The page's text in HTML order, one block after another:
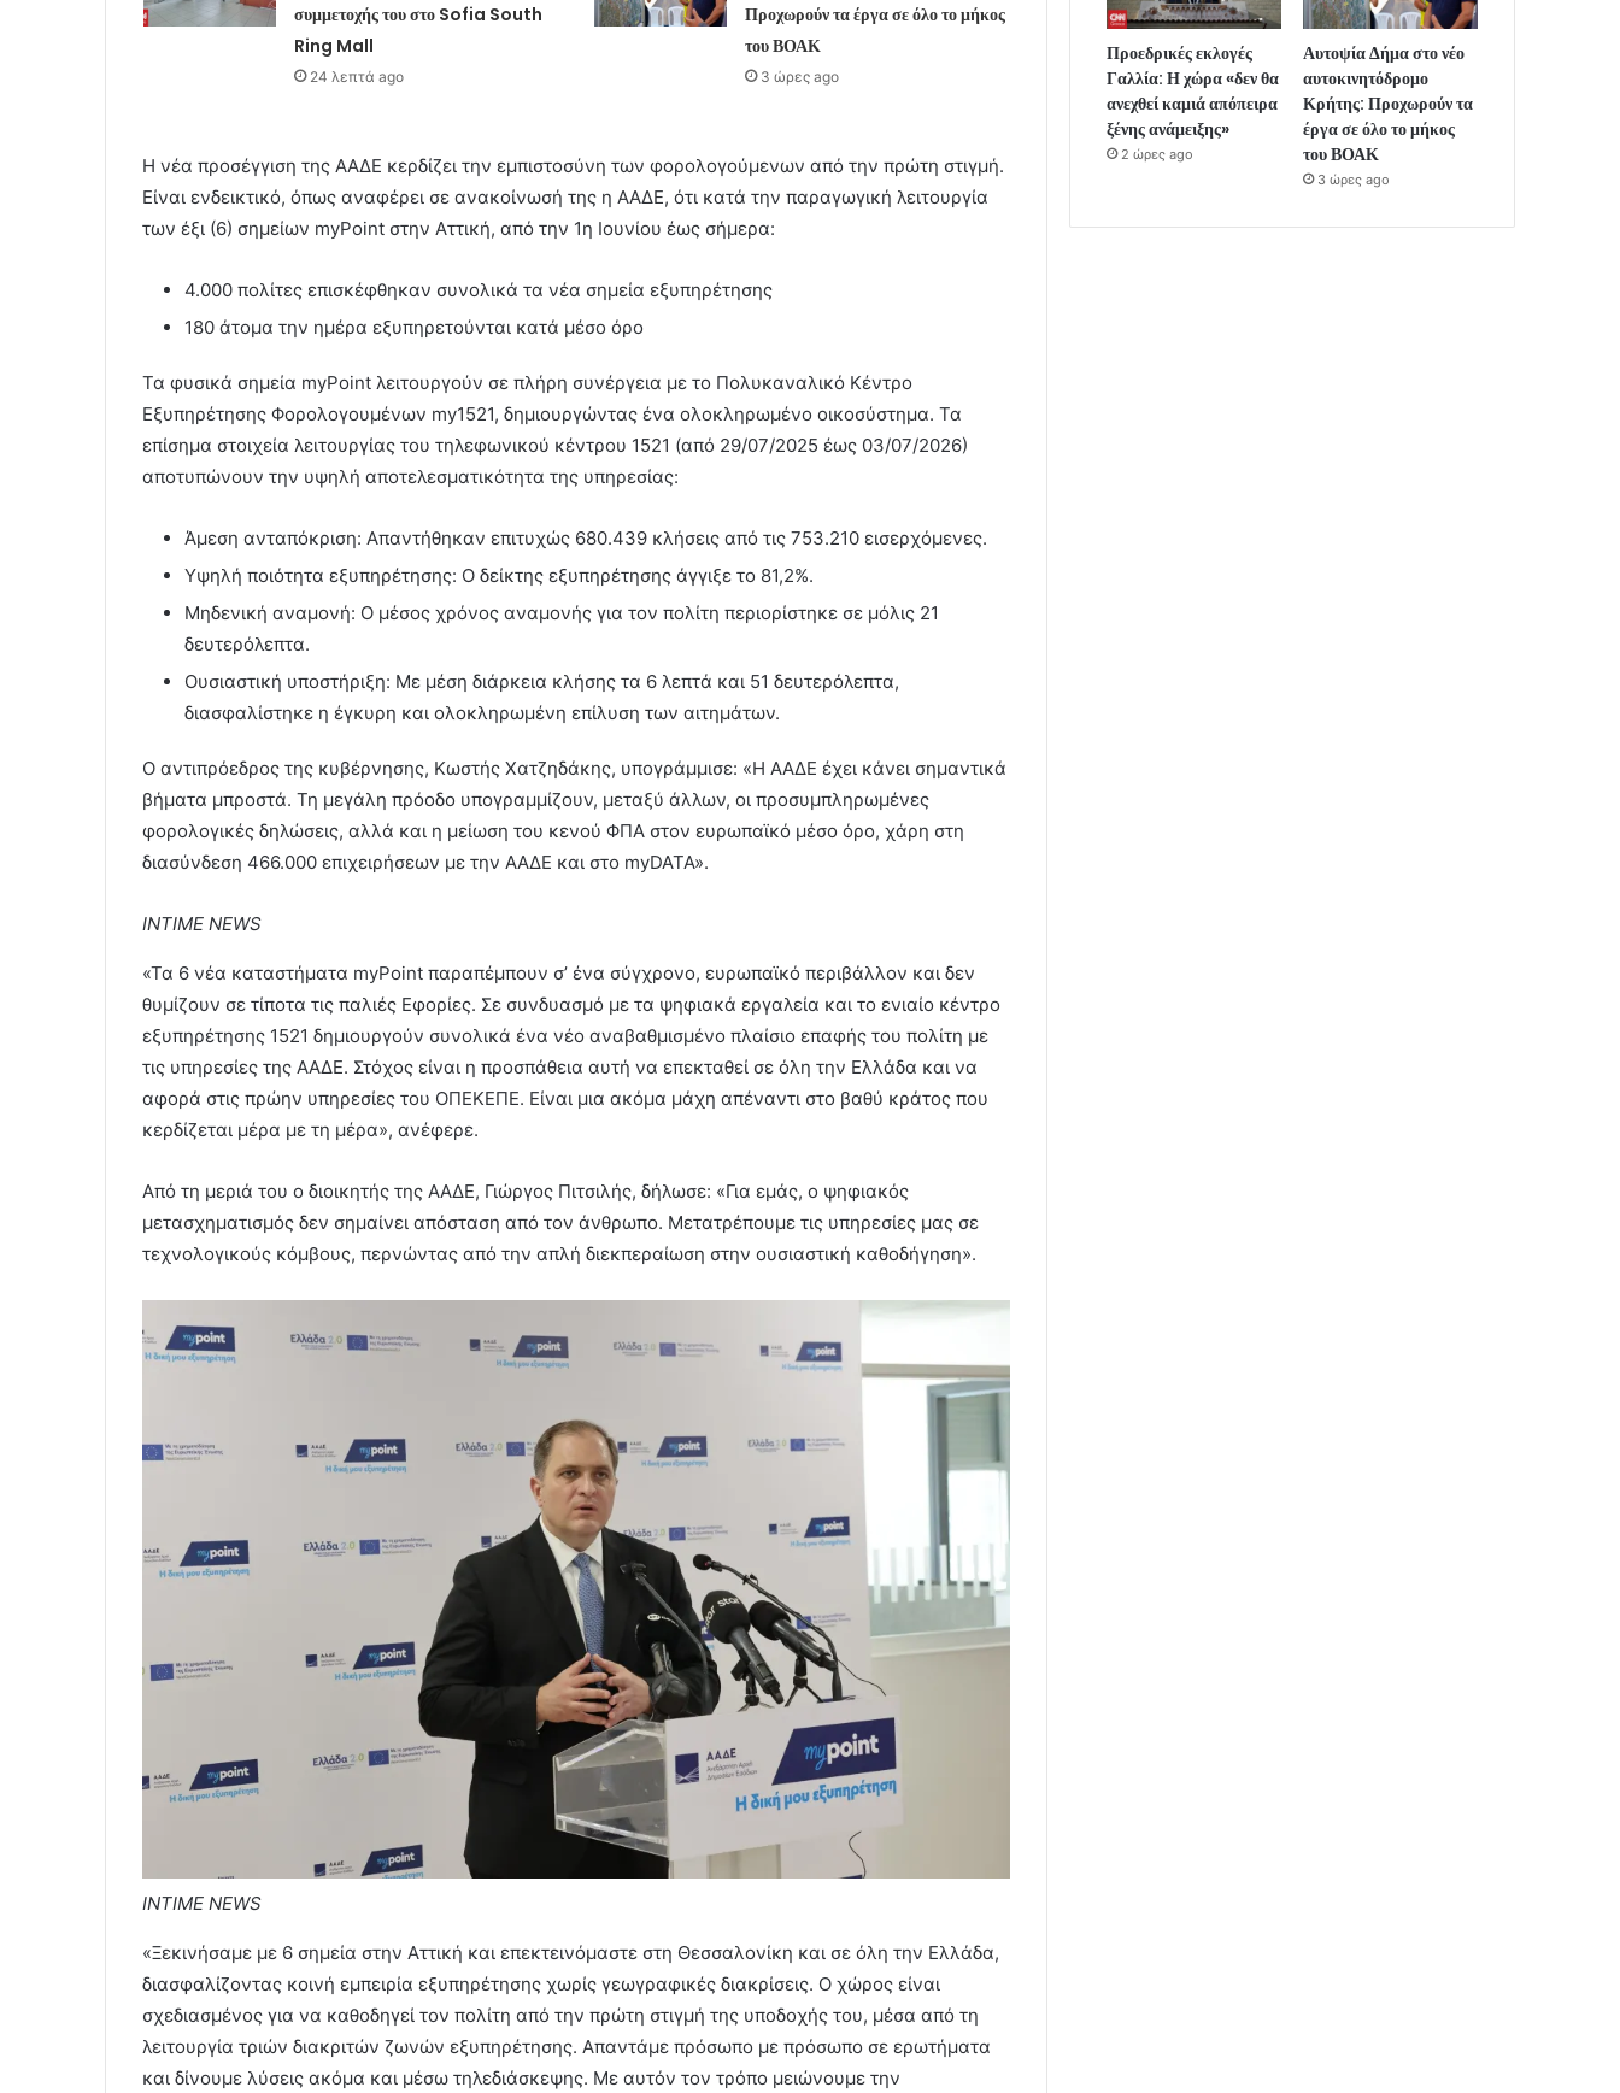
συμμετοχής του στο Sofia South
Ring Mall
24 λεπτά ago
Προχωρούν τα έργα σε όλο το μήκος
του ΒΟΑΚ
3 ώρες ago
Η νέα προσέγγιση της ΑΑΔΕ κερδίζει την εμπιστοσύνη των φορολογούμενων από την πρώτη στιγμή.
Είναι ενδεικτικό, όπως αναφέρει σε ανακοίνωσή της η ΑΑΔΕ, ότι κατά την παραγωγική λειτουργία
των έξι (6) σημείων myPoint στην Αττική, από την 1η Ιουνίου έως σήμερα:
4.000 πολίτες επισκέφθηκαν συνολικά τα νέα σημεία εξυπηρέτησης
180 άτομα την ημέρα εξυπηρετούνται κατά μέσο όρο
Τα φυσικά σημεία myPoint λειτουργούν σε πλήρη συνέργεια με το Πολυκαναλικό Κέντρο
Εξυπηρέτησης Φορολογουμένων my1521, δημιουργώντας ένα ολοκληρωμένο οικοσύστημα. Τα
επίσημα στοιχεία λειτουργίας του τηλεφωνικού κέντρου 1521 (από 29/07/2025 έως 03/07/2026)
αποτυπώνουν την υψηλή αποτελεσματικότητα της υπηρεσίας:
Άμεση ανταπόκριση: Απαντήθηκαν επιτυχώς 680.439 κλήσεις από τις 753.210 εισερχόμενες.
Υψηλή ποιότητα εξυπηρέτησης: Ο δείκτης εξυπηρέτησης άγγιξε το 81,2%.
Μηδενική αναμονή: Ο μέσος χρόνος αναμονής για τον πολίτη περιορίστηκε σε μόλις 21
δευτερόλεπτα.
Ουσιαστική υποστήριξη: Με μέση διάρκεια κλήσης τα 6 λεπτά και 51 δευτερόλεπτα,
διασφαλίστηκε η έγκυρη και ολοκληρωμένη επίλυση των αιτημάτων.
Ο αντιπρόεδρος της κυβέρνησης, Κωστής Χατζηδάκης, υπογράμμισε: «Η ΑΑΔΕ έχει κάνει σημαντικά
βήματα μπροστά. Τη μεγάλη πρόοδο υπογραμμίζουν, μεταξύ άλλων, οι προσυμπληρωμένες
φορολογικές δηλώσεις, αλλά και η μείωση του κενού ΦΠΑ στον ευρωπαϊκό μέσο όρο, χάρη στη
διασύνδεση 466.000 επιχειρήσεων με την ΑΑΔΕ και στο myDATA».
INTIME NEWS
«Τα 6 νέα καταστήματα myPoint παραπέμπουν σ’ ένα σύγχρονο, ευρωπαϊκό περιβάλλον και δεν
θυμίζουν σε τίποτα τις παλιές Εφορίες. Σε συνδυασμό με τα ψηφιακά εργαλεία και το ενιαίο κέντρο
εξυπηρέτησης 1521 δημιουργούν συνολικά ένα νέο αναβαθμισμένο πλαίσιο επαφής του πολίτη με
τις υπηρεσίες της ΑΑΔΕ. Στόχος είναι η προσπάθεια αυτή να επεκταθεί σε όλη την Ελλάδα και να
αφορά στις πρώην υπηρεσίες του ΟΠΕΚΕΠΕ. Είναι μια ακόμα μάχη απέναντι στο βαθύ κράτος που
κερδίζεται μέρα με τη μέρα», ανέφερε.
Από τη μεριά του ο διοικητής της ΑΑΔΕ, Γιώργος Πιτσιλής, δήλωσε: «Για εμάς, ο ψηφιακός
μετασχηματισμός δεν σημαίνει απόσταση από τον άνθρωπο. Μετατρέπουμε τις υπηρεσίες μας σε
τεχνολογικούς κόμβους, περνώντας από την απλή διεκπεραίωση στην ουσιαστική καθοδήγηση».
INTIME NEWS
«Ξεκινήσαμε με 6 σημεία στην Αττική και επεκτεινόμαστε στη Θεσσαλονίκη και σε όλη την Ελλάδα,
διασφαλίζοντας κοινή εμπειρία εξυπηρέτησης χωρίς γεωγραφικές διακρίσεις. Ο χώρος είναι
σχεδιασμένος για να καθοδηγεί τον πολίτη από την πρώτη στιγμή της υποδοχής του, μέσα από τη
λειτουργία τριών διακριτών ζωνών εξυπηρέτησης. Απαντάμε πρόσωπο με πρόσωπο σε ερωτήματα
και δίνουμε λύσεις ακόμα και μέσω τηλεδιάσκεψης. Με αυτόν τον τρόπο μειώνουμε την
Προεδρικές εκλογές
Γαλλία: Η χώρα «δεν θα
ανεχθεί καμιά απόπειρα
ξένης ανάμειξης»
2 ώρες ago
Αυτοψία Δήμα στο νέο
αυτοκινητόδρομο
Κρήτης: Προχωρούν τα
έργα σε όλο το μήκος
του ΒΟΑΚ
3 ώρες ago